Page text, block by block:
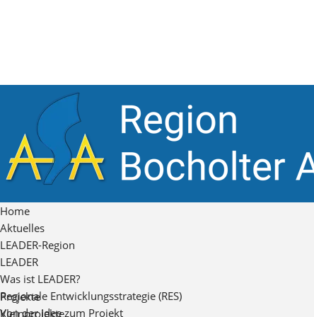
Home
Aktuelles
LEADER-Region
LEADER
Was ist LEADER?
Regionale Entwicklungsstrategie (RES)
Von der Idee zum Projekt
Projekte
Kleinprojekte